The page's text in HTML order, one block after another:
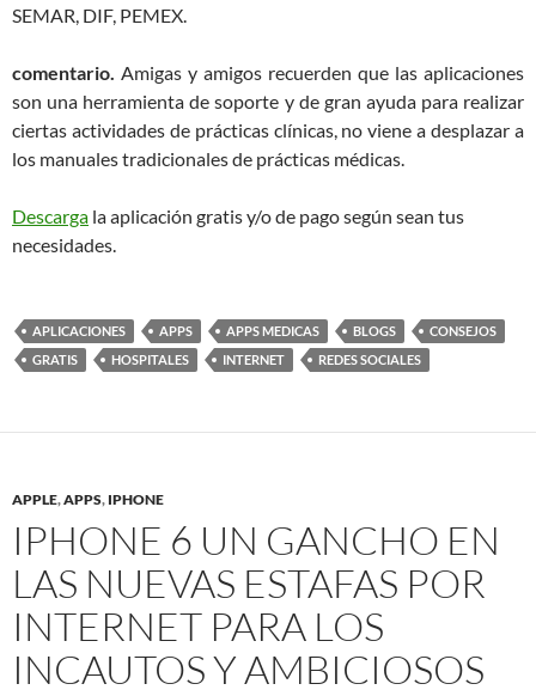
SEMAR, DIF, PEMEX.
comentario. Amigas y amigos recuerden que las aplicaciones
son una herramienta de soporte y de gran ayuda para realizar
ciertas actividades de prácticas clínicas, no viene a desplazar a
los manuales tradicionales de prácticas médicas.
Descarga la aplicación gratis y/o de pago según sean tus
necesidades.
APLICACIONES APPS APPS MEDICAS BLOGS
CONSEJOS
GRATIS
HOSPITALES INTERNET REDES SOCIALES
APPLE,APPS, IPHONE
IPHONE 6 UN GANCHO EN
LAS NUEVAS ESTAFAS POR
INTERNET PARA LOS
INCAUTOS Y AMBICIOSOS